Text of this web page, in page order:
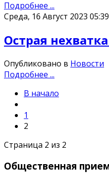
Подробнее ...
Среда, 16 Август 2023 05:39
Острая
Опубликовано в Новости
Подробнее ...
В начало
1
2
Страница 2 из 2
Общественная